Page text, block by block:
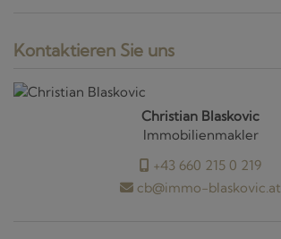
Kontaktieren Sie uns
Christian Blaskovic
Immobilienmakler
+43 660 215 0 219
cb@immo-blaskovic.at